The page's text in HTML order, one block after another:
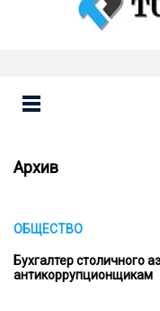
Архив
ОБЩЕСТВО
Бухгалтер столичного
антикоррупционщикам